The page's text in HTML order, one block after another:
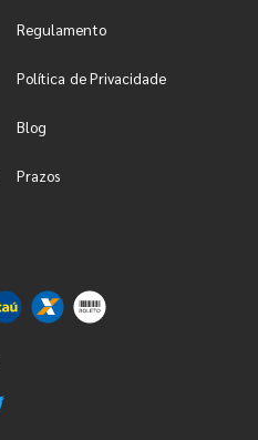
Regulamento
Política de Privacidade
Blog
Prazos